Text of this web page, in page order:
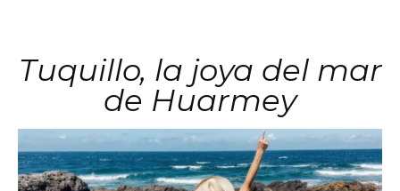
Tuquillo, la joya del mar
de Huarmey